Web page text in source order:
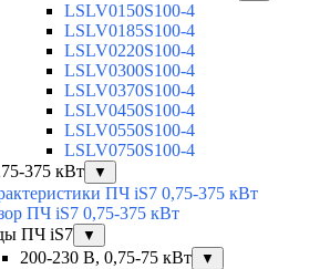
LSLV0150S100-4
LSLV0185S100-4
LSLV0220S100-4
LSLV0300S100-4
LSLV0370S100-4
LSLV0450S100-4
LSLV0550S100-4
LSLV0750S100-4
375 кВт
▼
ПЧ iS7 0,75-375 кВт
ПЧ iS7 0,75-375 кВт
ПЧ iS7
▼
200-230 В, 0,75-75 кВт ▼